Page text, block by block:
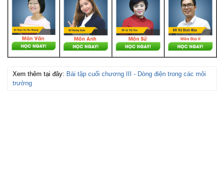
Xem thêm tại đây: Bài tập cuối chương III - Dòng điện trong các môi
trường